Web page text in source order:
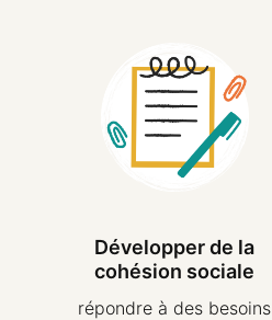
Développer de la
cohésion sociale
répondre à des besoins